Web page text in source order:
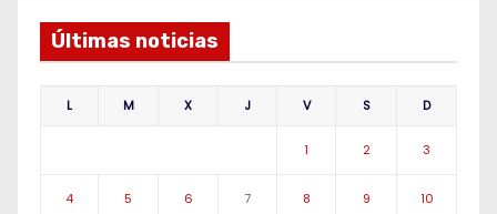
Últimas noticias
L M X J V S D
1 2 3
4 5 6 7 8 9 10